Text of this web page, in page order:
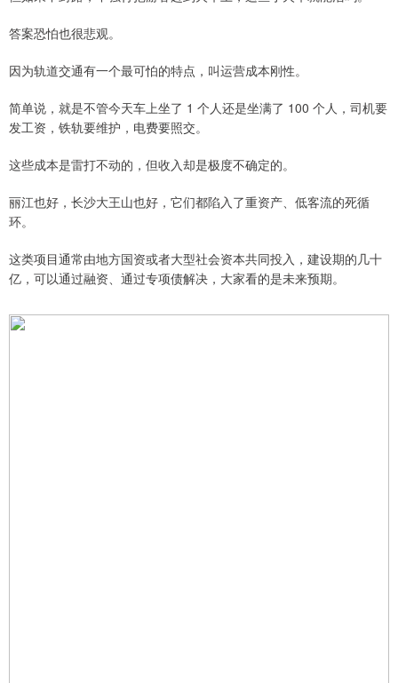
答案恐怕也很悲观。
因为轨道交通有一个最可怕的特点，叫运营成本刚性。
简单说，就是不管今天车上坐了 1 个人还是坐满了 100 个人，司机要
发工资，铁轨要维护，电费要照交。
这些成本是雷打不动的，但收入却是极度不确定的。
丽江也好，长沙大王山也好，它们都陷入了重资产、低客流的死循
环。
这类项目通常由地方国资或者大型社会资本共同投入，建设期的几十
亿，可以通过融资、通过专项债解决，大家看的是未来预期。